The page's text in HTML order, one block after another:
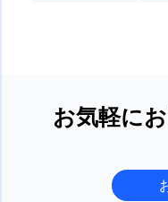
お気軽に